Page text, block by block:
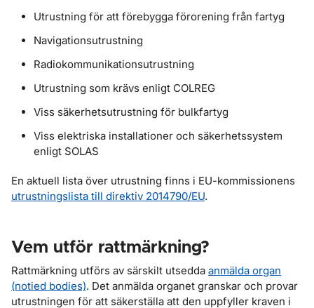
Utrustning för att förebygga förorening från fartyg
Navigationsutrustning
Radiokommunikationsutrustning
Utrustning som krävs enligt COLREG
Viss säkerhetsutrustning för bulkfartyg
Viss elektriska installationer och säkerhetssystem
enligt SOLAS
En aktuell lista över utrustning finns i EU-kommissionens
utrustningslista till direktiv 2014790/EU.
Vem utför rattmärkning?
Rattmärkning utförs av särskilt utsedda anmälda organ
(notied bodies). Det anmälda organet granskar och provar
utrustningen för att säkerställa att den uppfyller kraven i